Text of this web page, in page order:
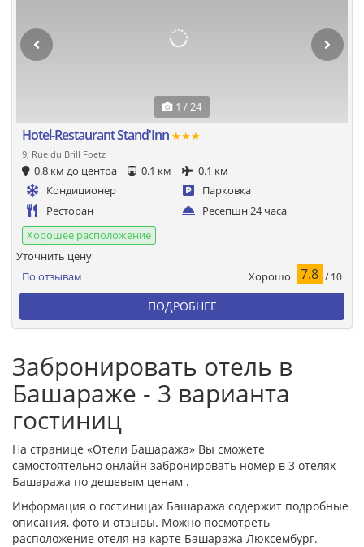
1 / 24
Hotel-Restaurant Stand'Inn ★★★
9, Rue du Brill Foetz
0.8 км до центра 0.1 км
0.1 км
Кондиционер
Парковка
Ресторан
Ресепшн 24 часа
Хорошее расположение
По отзывам Хорошо 7.8 / 10
Уточнить цену
ПОДРОБНЕЕ
Забронировать отель в
Башараже - 3 варианта
гостиниц
На странице «Отели Башаража» Вы сможете
самостоятельно онлайн забронировать номер в 3 отелях
Башаража по дешевым ценам .
Информация о гостиницах Башаража содержит подробные
описания, фото и отзывы. Можно посмотреть
расположение отеля на карте Башаража Люксембург.